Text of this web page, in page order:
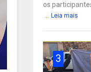
os
... Leia mais
3